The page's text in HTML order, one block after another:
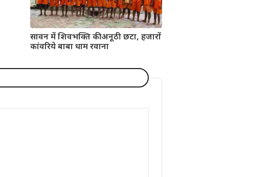
सावन में शिवभक्ति की अनूठी छटा, हजारों
कांवरिये बाबा धाम रवाना